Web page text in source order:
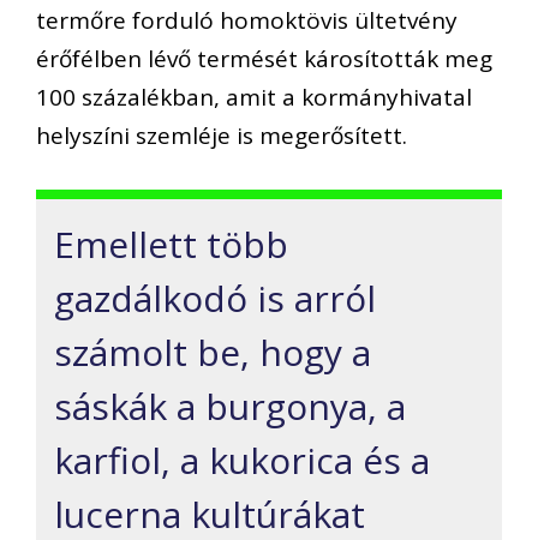
termőre forduló homoktövis ültetvény
érőfélben lévő termését károsították meg
100 százalékban, amit a kormányhivatal
helyszíni szemléje is megerősített.
Emellett több
gazdálkodó is arról
számolt be, hogy a
sáskák a burgonya, a
karfiol, a kukorica és a
lucerna kultúrákat